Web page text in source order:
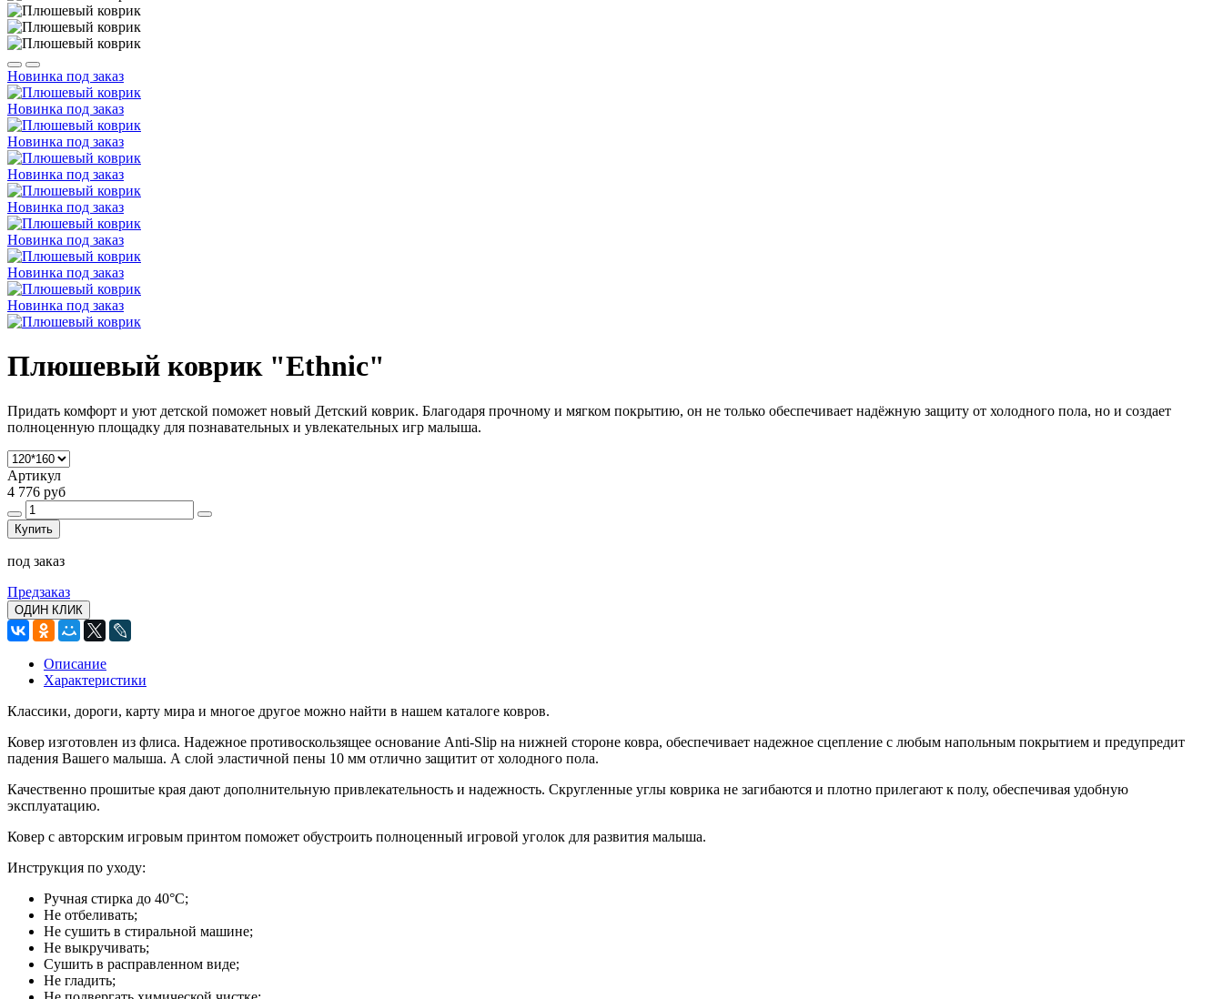
Новинка под заказ
Новинка под заказ
Новинка под заказ
Новинка под заказ
Новинка под заказ
Новинка под заказ
Новинка под заказ
Новинка под заказ
Плюшевый коврик "Ethnic"
Придать комфорт и уют детской поможет новый Детский коврик. Благодаря прочному и мягком покрытию, он не только обеспечивает надёжную защиту от холодного пола, но и создает
полноценную площадку для познавательных и увлекательных игр малыша.
Артикул
4 776 руб
Купить
под заказ
Предзаказ
ОДИН КЛИК
Описание
Характеристики
Классики, дороги, карту мира и многое другое можно найти в нашем каталоге ковров.
Ковер изготовлен из флиса. Надежное противоскользящее основание Anti-Slip на нижней стороне ковра, обеспечивает надежное сцепление с любым напольным покрытием и предупредит
падения Вашего малыша. А слой эластичной пены 10 мм отлично защитит от холодного пола.
Качественно прошитые края дают дополнительную привлекательность и надежность. Скругленные углы коврика не загибаются и плотно прилегают к полу, обеспечивая удобную
эксплуатацию.
Ковер с авторским игровым принтом поможет обустроить полноценный игровой уголок для развития малыша.
Инструкция по уходу:
Ручная стирка до 40°С;
Не отбеливать;
Не сушить в стиральной машине;
Не выкручивать;
Сушить в расправленном виде;
Не гладить;